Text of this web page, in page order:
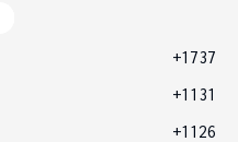
+1737
+1131
+1126